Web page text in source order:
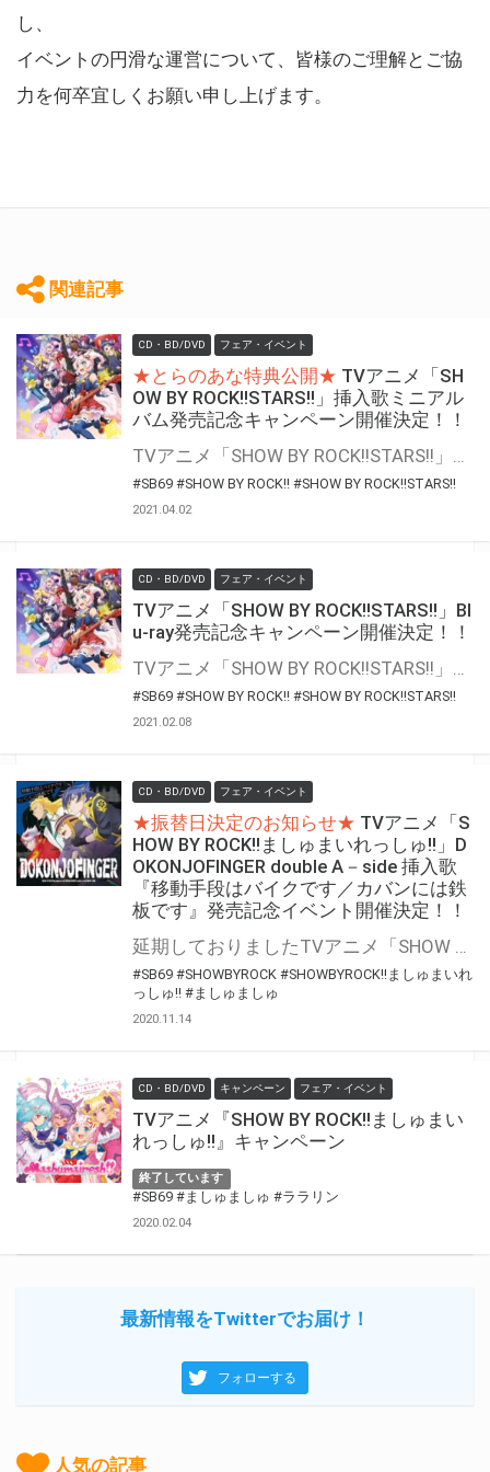
し、
イベントの円滑な運営について、皆様のご理解とご協
力を何卒宜しくお願い申し上げます。
関連記事
CD・BD/DVD フェア・イベント
★とらのあな特典公開★ TVアニメ「SH
OW BY ROCK!!STARS!!」挿入歌ミニアル
バム発売記念キャンペーン開催決定！！
TVアニメ「SHOW BY ROCK!!STARS!!」挿入歌ミニアルバムの発売を記念して、抽選キャンペーンを開催します！ 期間中に、とらのあな対象店舗にて対象商品をご購入いただいた方に「応募抽選シリアル」をお渡しいたします。 専用フォームからご応募の方に抽選で豪華賞品をプレゼント！
#SB69 #SHOW BY ROCK!! #SHOW BY ROCK!!STARS!!
2021.04.02
CD・BD/DVD フェア・イベント
TVアニメ「SHOW BY ROCK!!STARS!!」Bl
u-ray発売記念キャンペーン開催決定！！
TVアニメ「SHOW BY ROCK!!STARS!!」Blu-rayの発売を記念して、抽選キャンペーンを開催します！ 期間中に、とらのあな対象店舗にて対象商品をご購入いただいた方に「応募抽選シリアル」をお渡しいたします。 専用フォームからご応募の方に抽選で豪華賞品をプレゼント！
#SB69 #SHOW BY ROCK!! #SHOW BY ROCK!!STARS!!
2021.02.08
CD・BD/DVD フェア・イベント
★振替日決定のお知らせ★ TVアニメ「S
HOW BY ROCK!!ましゅまいれっしゅ!!」D
OKONJOFINGER double A－side 挿入歌
『移動手段はバイクです／カバンには鉄
板です』発売記念イベント開催決定！！
延期しておりましたTVアニメ「SHOW BY ROCK!!ましゅまいれっしゅ!!」DOKONJOFINGER double A－side 挿入歌『移動手段はバイクです／カバンには鉄板です』発売記念イベントの振替日が決定いたしました。 実施に際し、イベント内容を変更させていただきます。 また政府の感染症対策の規定に則り、各会場収容人数の50%以下での実施となるように細かい集合時間の設定・場所の変更をさせていただいております。 振替の日程調整に時間を要しましたことに加え、場所等の変更に際しお客様におかれましては大変お手数をおかけいたしますが、何卒ご理解・ご協力の程宜しくお願い申し上げます。 https://showbyrock-anime-m.com/news/notice/201114 TVアニメ「SHOW BY ROCK!!ましゅまいれっしゅ!!」DOKONJOFINGER double A－side 挿入歌 『移動手段はバイクです／カバンには鉄板です』の発売を記念してリリースイベントの開催が決定いたしました！ 是非、とらのあな対象店舗で、ご予約・ご購入ください♪
#SB69 #SHOWBYROCK #SHOWBYROCK!!ましゅまいれ
っしゅ!! #ましゅましゅ
2020.11.14
CD・BD/DVD キャンペーン フェア・イベント
TVアニメ『SHOW BY ROCK!!ましゅまい
れっしゅ!!』キャンペーン
終了しています
#SB69 #ましゅましゅ #ララリン
2020.02.04
最新情報をTwitterでお届け！
フォローする
人気の記事